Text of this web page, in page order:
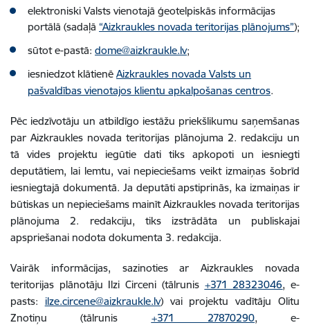
elektroniski Valsts vienotajā ģeotelpiskās informācijas
portālā (sadaļā “Aizkraukles novada teritorijas plānojums”);
sūtot e-pastā: dome@aizkraukle.lv;
iesniedzot klātienē Aizkraukles novada Valsts un
pašvaldības vienotajos klientu apkalpošanas centros.
Pēc iedzīvotāju un atbildīgo iestāžu priekšlikumu saņemšanas
par Aizkraukles novada teritorijas plānojuma 2. redakciju un
tā vides projektu iegūtie dati tiks apkopoti un iesniegti
deputātiem, lai lemtu, vai nepieciešams veikt izmaiņas šobrīd
iesniegtajā dokumentā. Ja deputāti apstiprinās, ka izmaiņas ir
būtiskas un nepieciešams mainīt Aizkraukles novada teritorijas
plānojuma 2. redakciju, tiks izstrādāta un publiskajai
apspriešanai nodota dokumenta 3. redakcija.
Vairāk informācijas, sazinoties ar Aizkraukles novada
teritorijas plānotāju Ilzi Circeni (tālrunis +371 28323046, e-
pasts: ilze.circene@aizkraukle.lv) vai projektu vadītāju Olitu
Znotiņu (tālrunis +371 27870290, e-